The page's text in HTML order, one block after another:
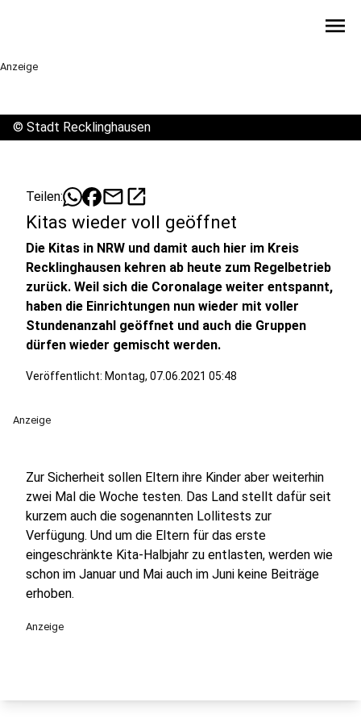
menu
Anzeige
© Stadt Recklinghausen
Teilen: mailopen_in_new
Kitas wieder voll geöffnet
Die Kitas in NRW und damit auch hier im Kreis
Recklinghausen kehren ab heute zum Regelbetrieb
zurück. Weil sich die Coronalage weiter entspannt,
haben die Einrichtungen nun wieder mit voller
Stundenanzahl geöffnet und auch die Gruppen
dürfen wieder gemischt werden.
Veröffentlicht: Montag, 07.06.2021 05:48
Anzeige
Zur Sicherheit sollen Eltern ihre Kinder aber weiterhin
zwei Mal die Woche testen. Das Land stellt dafür seit
kurzem auch die sogenannten Lollitests zur
Verfügung. Und um die Eltern für das erste
eingeschränkte Kita-Halbjahr zu entlasten, werden wie
schon im Januar und Mai auch im Juni keine Beiträge
erhoben.
Anzeige